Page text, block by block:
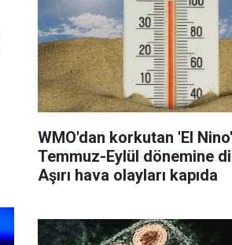
WMO'dan korkutan 'El
Temmuz-Eylül dönemine
Aşırı hava olayları kapıda